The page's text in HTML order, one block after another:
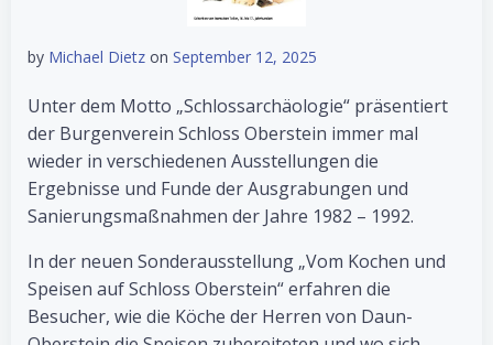
by Michael Dietz on September 12, 2025
Unter dem Motto „Schlossarchäologie“ präsentiert
der Burgenverein Schloss Oberstein immer mal
wieder in verschiedenen Ausstellungen die
Ergebnisse und Funde der Ausgrabungen und
Sanierungsmaßnahmen der Jahre 1982 – 1992.
In der neuen Sonderausstellung „Vom Kochen und
Speisen auf Schloss Oberstein“ erfahren die
Besucher, wie die Köche der Herren von Daun-